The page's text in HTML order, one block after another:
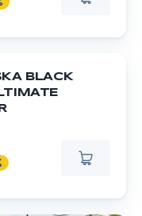
BLACK